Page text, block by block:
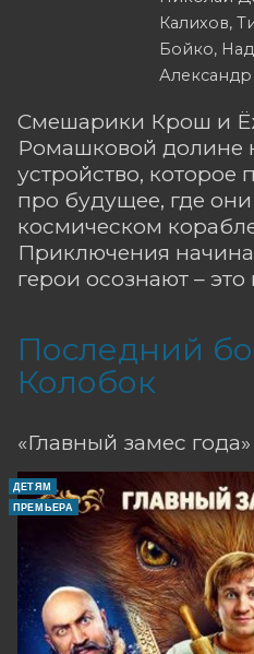
Калихов,
Бойко,
Александр
Смешарики Крош и
Ромашковой долине
устройство, которое
про будущее, где
космическом
Приключения
герои осознают – это
Последний
Колобок
«Главный замес года»
ДЕТЯМ
ПРЕМЬЕРА